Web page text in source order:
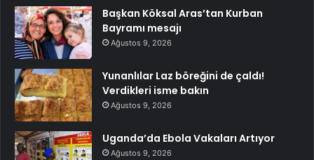
Başkan Köksal Aras’tan Kurban
Bayramı mesajı
Ağustos 9, 2026
Yunanlılar Laz böreğini de çaldı!
Verdikleri isme bakın
Ağustos 9, 2026
Uganda’da Ebola Vakaları Artıyor
Ağustos 9, 2026